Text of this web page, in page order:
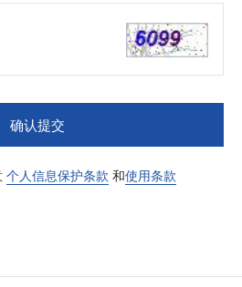
确认提交
个人信息保护条款 和使用条款